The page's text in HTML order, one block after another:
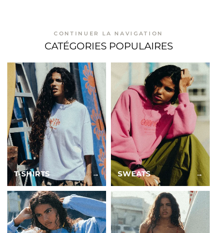
CONTINUER LA NAVIGATION
CATÉGORIES POPULAIRES
T-SHIRTS → SWEATS →